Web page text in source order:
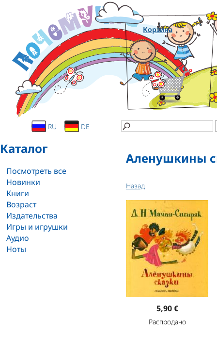
Корзина
RU DE
Каталог
Посмотреть все
Новинки
Книги
Возраст
Издательства
Игры и игрушки
Аудио
Ноты
Аленушкины
Назад
5,90 €
Распродано